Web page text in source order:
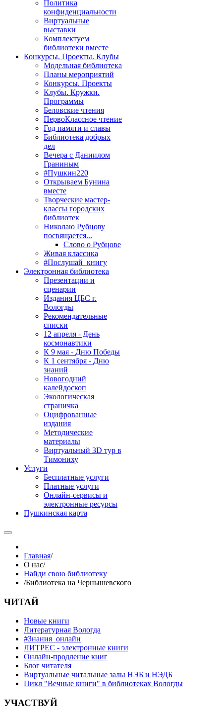
Политика
конфиденциальности
Виртуальные
выставки
Комплектуем
библиотеки вместе
Конкурсы. Проекты. Клубы
Модельная библиотека
Планы мероприятий
Конкурсы. Проекты
Клубы. Кружки.
Программы
Беловские чтения
ПервоКлассное чтение
Год памяти и славы
Библиотека добрых
дел
Вечера с Даниилом
Граниным
#Пушкин220
Открываем Бунина
вместе
Творческие мастер-
классы городских
библиотек
Николаю Рубцову
посвящается...
Слово о Рубцове
Живая классика
#Послушай_книгу
Электронная библиотека
Презентации и
сценарии
Издания ЦБС г.
Вологды
Рекомендательные
списки
12 апреля - День
космонавтики
К 9 мая - Дню Победы
К 1 сентября - Дню
знаний
Новогодний
калейдоскоп
Экологическая
страничка
Оцифрованные
издания
Методические
материалы
Виртуальный 3D тур в
Тимониху
Услуги
Бесплатные услуги
Платные услуги
Онлайн-сервисы и
электронные ресурсы
Пушкинская карта
Главная/
О нас/
Найди свою библиотеку
/Библиотека на Чернышевского
ЧИТАЙ
Новые книги
Литературная Вологда
#Знания_онлайн
ЛИТРЕС - электронные книги
Онлайн-продление книг
Блог читателя
Виртуальные читальные залы НЭБ и НЭДБ
Цикл "Вечные книги" в библиотеках Вологды
УЧАСТВУЙ